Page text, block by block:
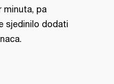
minuta, pa
sjedinilo dodati